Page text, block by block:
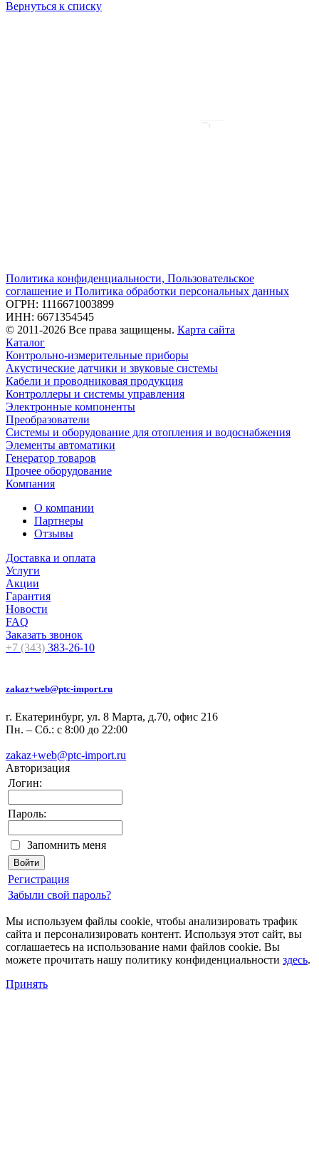
Вернуться к списку
Политика конфиденциальности, Пользовательское
соглашение и Политика обработки персональных данных
ОГРН: 1116671003899
ИНН: 6671354545
© 2011-2026 Все права защищены. Карта сайта
Каталог
Контрольно-измерительные приборы
Акустические датчики и звуковые системы
Кабели и проводниковая продукция
Контроллеры и системы управления
Электронные компоненты
Преобразователи
Системы и оборудование для отопления и водоснабжения
Элементы автоматики
Генератор товаров
Прочее оборудование
Компания
О компании
Партнеры
Отзывы
Доставка и оплата
Услуги
Акции
Гарантия
Новости
FAQ
Заказать звонок
+7 (343) 383-26-10
zakaz+web@ptc-import.ru
г. Екатеринбург, ул. 8 Марта, д.70, офис 216
Пн. – Сб.: с 8:00 до 22:00
zakaz+web@ptc-import.ru
Авторизация
Логин:
Пароль:
Запомнить меня
Регистрация
Забыли свой пароль?
Мы используем файлы cookie, чтобы анализировать трафик
сайта и персонализировать контент. Используя этот сайт, вы
соглашаетесь на использование нами файлов cookie. Вы
можете прочитать нашу политику конфиденциальности здесь.
Принять